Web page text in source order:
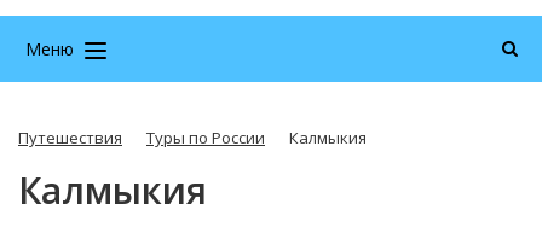
Меню
Путешествия Туры по России Калмыкия
Калмыкия